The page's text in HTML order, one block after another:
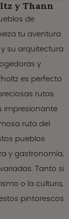
y Thann
de
tu aventura
su arquitectura
y
es perfecto
rutas
impresionante
ruta del
pueblos
y gastronomía,
Tanto si
o la cultura,
pintorescos